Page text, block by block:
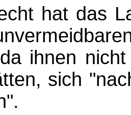
hat das
ihnen
sich